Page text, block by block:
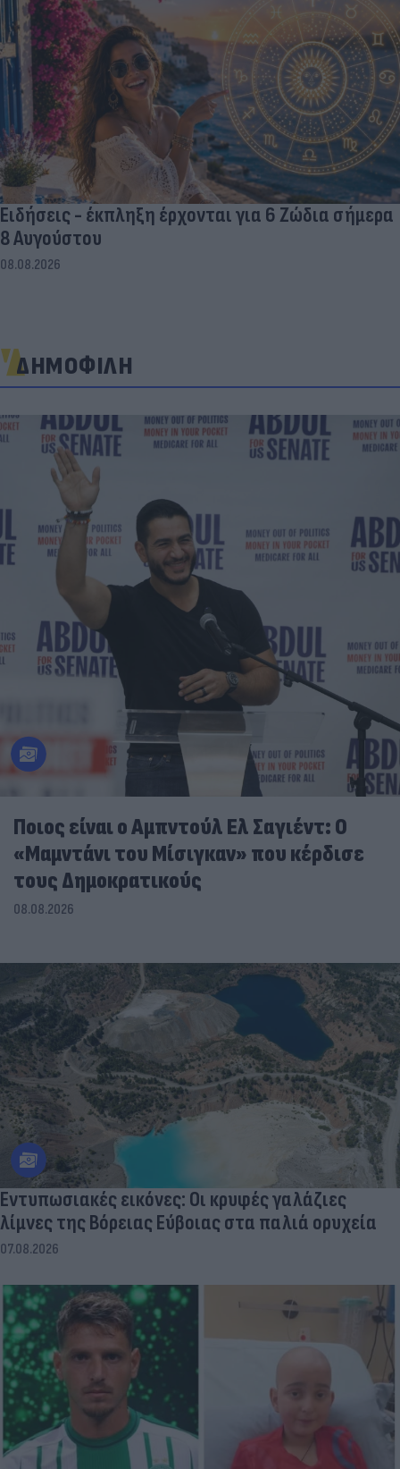
Ειδήσεις - έκπληξη έρχονται για 6 Ζώδια σήμερα
8 Αυγούστου
08.08.2026
ΔΗΜΟΦΙΛΗ
Ποιος είναι ο Αμπντούλ Ελ Σαγιέντ: Ο
«Μαμντάνι του Μίσιγκαν» που κέρδισε
τους Δημοκρατικούς
08.08.2026
Εντυπωσιακές εικόνες: Οι κρυφές γαλάζιες
λίμνες της Βόρειας Εύβοιας στα παλιά ορυχεία
07.08.2026